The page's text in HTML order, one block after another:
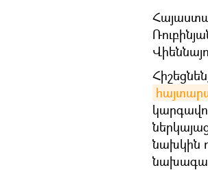
նախկին